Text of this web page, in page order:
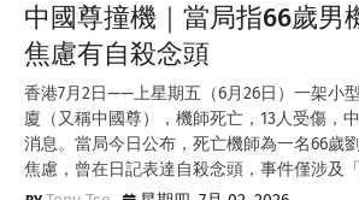
中國尊撞機｜當局指66歲男
焦慮有自殺念頭
香港7月2日——上星期五（6月26日）一架小
廈（又稱中國尊），機師死亡，13人受傷，
消息。當局今日公布，死亡機師為一名66歲
焦慮，曾在日記表達自殺念頭，事件僅涉及